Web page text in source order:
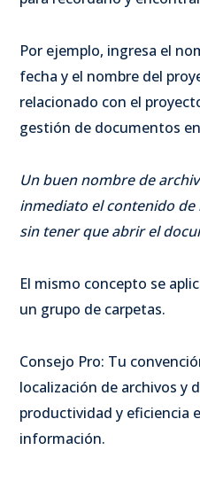
Por ejemplo, ingresa el
fecha y el nombre del
relacionado con el
gestión de documentos
Un buen nombre de
inmediato el contenido
sin tener que abrir el
El mismo concepto se
un grupo de carpetas.
Consejo Pro: Tu
localización de archivos y
productividad y eficiencia
información.